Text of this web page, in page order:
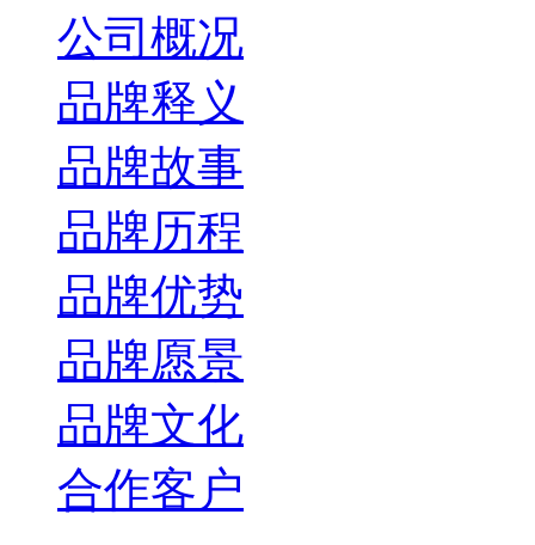
公司概况
品牌释义
品牌故事
品牌历程
品牌优势
品牌愿景
品牌文化
合作客户